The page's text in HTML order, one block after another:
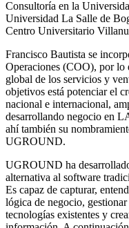
Consultoría en la
Universidad La Salle de
Centro Universitario
Francisco Bautista se
Operaciones (COO), por lo
global de los servicios y
objetivos está potenciar el
nacional e internacional,
desarrollando negocio en
ahí también su
UGROUND.
UGROUND ha
alternativa al software
Es capaz de capturar,
lógica de negocio,
tecnologías existentes y